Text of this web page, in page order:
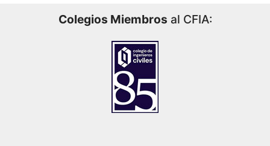
Colegios Miembros al CFIA: